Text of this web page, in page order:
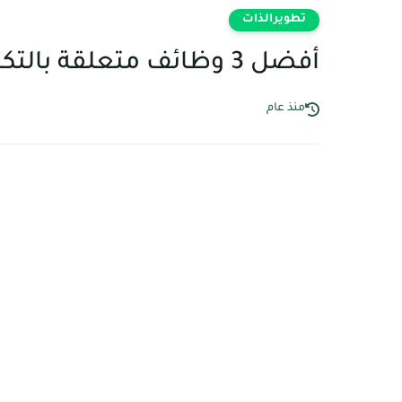
تطويرالذات
أفضل 3 وظائف متعلقة بالتكنولوجيا لعام 2026
منذ عام